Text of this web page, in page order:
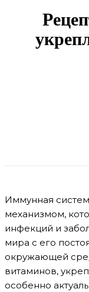
Иммунная
механизмом,
инфекций и
мира с его
окружающей
витаминов,
особенно